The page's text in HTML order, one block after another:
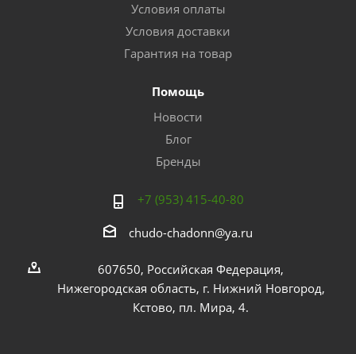
Условия оплаты
Условия доставки
Гарантия на товар
Помощь
Новости
Блог
Бренды
+7 (953) 415-40-80
chudo-chadonn@ya.ru
607650, Российская Федерация,
Нижегородская область, г. Нижний Новгород,
Кстово, пл. Мира, 4.